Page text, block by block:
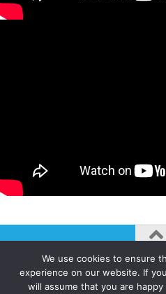
AUTOGIRO/el giro del arte actual
Rights
We use cookies to ensure
experience on our website. If
will assume that you are